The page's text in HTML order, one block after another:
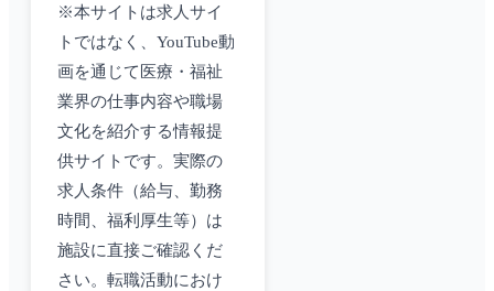
※本サイトは求人サイ
トではなく、YouTube動
画を通じて医療・福祉
業界の仕事内容や職場
文化を紹介する情報提
供サイトです。実際の
求人条件（給与、勤務
時間、福利厚生等）は
施設に直接ご確認くだ
さい。転職活動におけ